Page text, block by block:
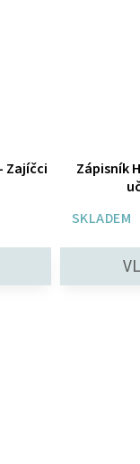
Zajíčci
Zápisník
SKLADEM